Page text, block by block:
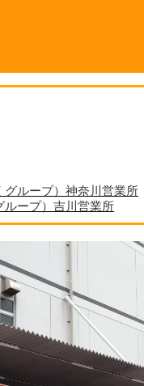
ループ）神奈川営業所
ープ）吉川営業所